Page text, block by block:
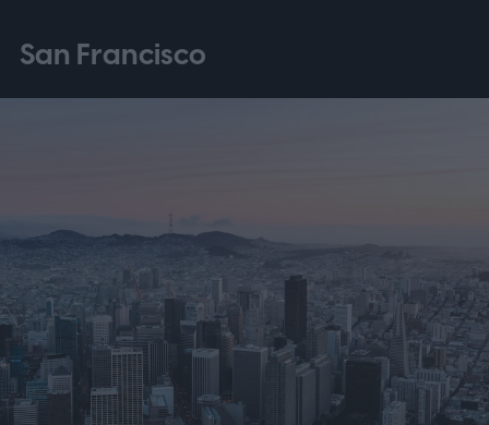
San Francisco